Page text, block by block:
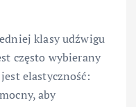
klasy udźwigu
często wybierany
elastyczność:
aby